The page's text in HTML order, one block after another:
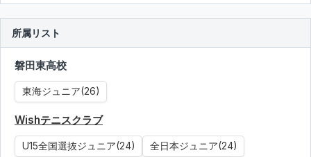
所属リスト
磐田東高校
東海ジュニア(26)
Wishテニスクラブ
U15全国選抜ジュニア(24)
全日本ジュニア(24)